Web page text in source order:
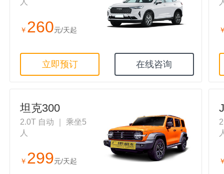
人
￥ 260元/天起
立即预订 在线咨询
坦克300
2.0T 自动 ｜ 乘坐5
人
￥ 299元/天起